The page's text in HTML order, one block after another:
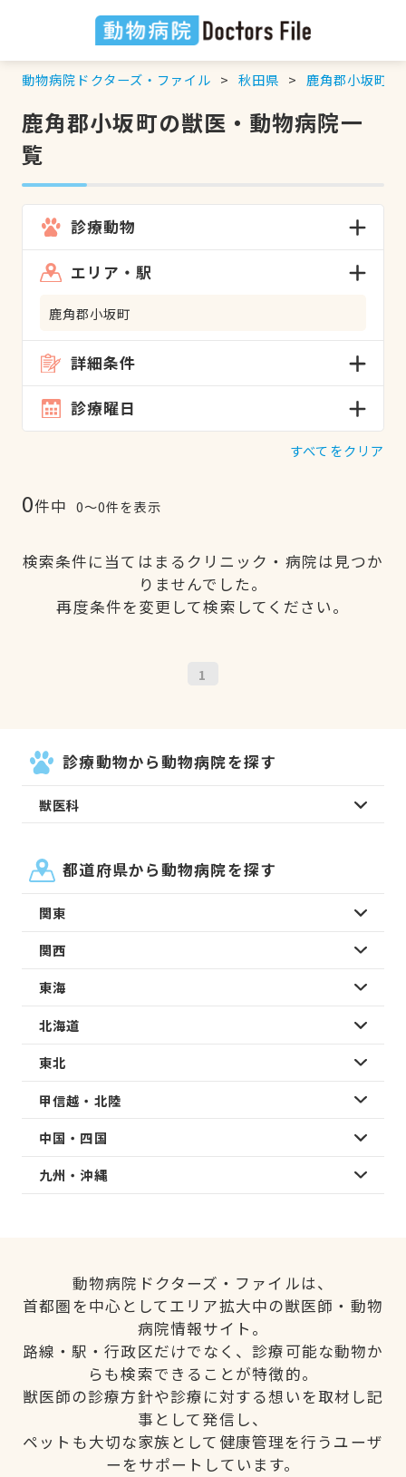
動物病院ドクターズ・ファイル 秋田県 鹿角郡小坂町
鹿角郡小坂町の獣医・動物病院一
覧
診療動物
エリア・駅
鹿角郡小坂町
詳細条件
診療曜日
すべてをクリア
0件中 0〜0件を表示
検索条件に当てはまるクリニック・病院は見つか
りませんでした。
再度条件を変更して検索してください。
1
診療動物から動物病院を探す
獣医科
都道府県から動物病院を探す
関東
関西
東海
北海道
東北
甲信越・北陸
中国・四国
九州・沖縄
動物病院ドクターズ・ファイルは、
首都圏を中心としてエリア拡大中の獣医師・動物
病院情報サイト。
路線・駅・行政区だけでなく、診療可能な動物か
らも検索できることが特徴的。
獣医師の診療方針や診療に対する想いを取材し記
事として発信し、
ペットも大切な家族として健康管理を行うユーザ
ーをサポートしています。